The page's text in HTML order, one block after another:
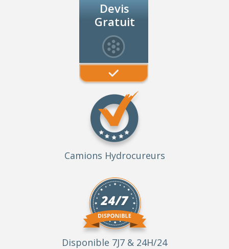
Devis
Gratuit
Camions Hydrocureurs
Disponible 7J7 & 24H/24